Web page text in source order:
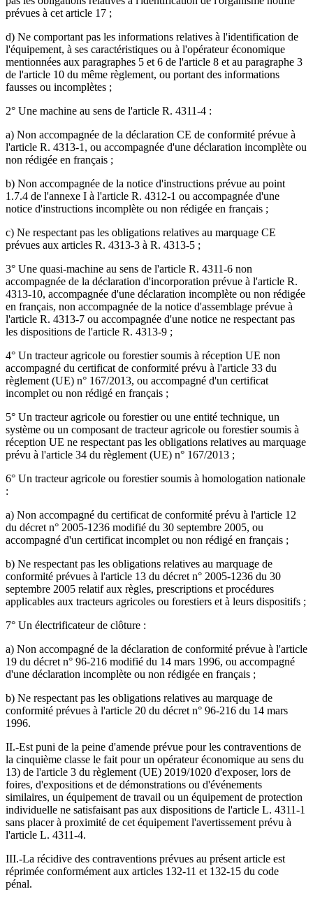
prévues à cet article 17 ;
d) Ne comportant pas les informations relatives à l'identification de
l'équipement, à ses caractéristiques ou à l'opérateur économique
mentionnées aux paragraphes 5 et 6 de l'article 8 et au paragraphe 3
de l'article 10 du même règlement, ou portant des informations
fausses ou incomplètes ;
2° Une machine au sens de l'article R. 4311-4 :
a) Non accompagnée de la déclaration CE de conformité prévue à
l'article R. 4313-1, ou accompagnée d'une déclaration incomplète ou
non rédigée en français ;
b) Non accompagnée de la notice d'instructions prévue au point
1.7.4 de l'annexe I à l'article R. 4312-1 ou accompagnée d'une
notice d'instructions incomplète ou non rédigée en français ;
c) Ne respectant pas les obligations relatives au marquage CE
prévues aux articles R. 4313-3 à R. 4313-5 ;
3° Une quasi-machine au sens de l'article R. 4311-6 non
accompagnée de la déclaration d'incorporation prévue à l'article R.
4313-10, accompagnée d'une déclaration incomplète ou non rédigée
en français, non accompagnée de la notice d'assemblage prévue à
l'article R. 4313-7 ou accompagnée d'une notice ne respectant pas
les dispositions de l'article R. 4313-9 ;
4° Un tracteur agricole ou forestier soumis à réception UE non
accompagné du certificat de conformité prévu à l'article 33 du
règlement (UE) n° 167/2013, ou accompagné d'un certificat
incomplet ou non rédigé en français ;
5° Un tracteur agricole ou forestier ou une entité technique, un
système ou un composant de tracteur agricole ou forestier soumis à
réception UE ne respectant pas les obligations relatives au marquage
prévu à l'article 34 du règlement (UE) n° 167/2013 ;
6° Un tracteur agricole ou forestier soumis à homologation nationale
:
a) Non accompagné du certificat de conformité prévu à l'article 12
du décret n° 2005-1236 modifié du 30 septembre 2005, ou
accompagné d'un certificat incomplet ou non rédigé en français ;
b) Ne respectant pas les obligations relatives au marquage de
conformité prévues à l'article 13 du décret n° 2005-1236 du 30
septembre 2005 relatif aux règles, prescriptions et procédures
applicables aux tracteurs agricoles ou forestiers et à leurs dispositifs ;
7° Un électrificateur de clôture :
a) Non accompagné de la déclaration de conformité prévue à l'article
19 du décret n° 96-216 modifié du 14 mars 1996, ou accompagné
d'une déclaration incomplète ou non rédigée en français ;
b) Ne respectant pas les obligations relatives au marquage de
conformité prévues à l'article 20 du décret n° 96-216 du 14 mars
1996.
II.-Est puni de la peine d'amende prévue pour les contraventions de
la cinquième classe le fait pour un opérateur économique au sens du
13) de l'article 3 du règlement (UE) 2019/1020 d'exposer, lors de
foires, d'expositions et de démonstrations ou d'événements
similaires, un équipement de travail ou un équipement de protection
individuelle ne satisfaisant pas aux dispositions de l'article L. 4311-1
sans placer à proximité de cet équipement l'avertissement prévu à
l'article L. 4311-4.
III.-La récidive des contraventions prévues au présent article est
réprimée conformément aux articles 132-11 et 132-15 du code
pénal.